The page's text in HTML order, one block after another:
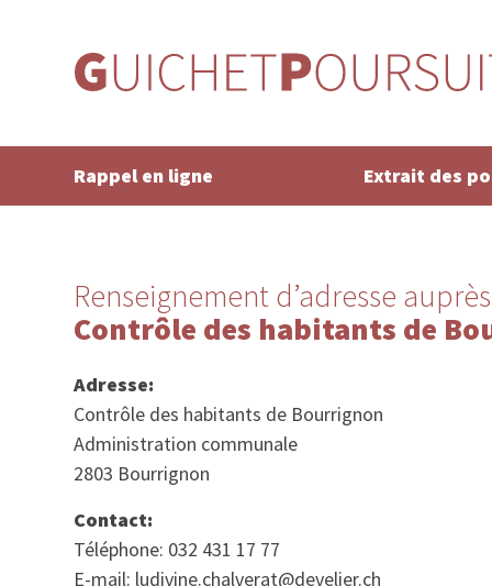
Rappel en ligne Extrait des
Renseignement d’adresse
Contrôle des habitants de
Adresse:
Contrôle des habitants de Bourrignon
Administration communale
2803 Bourrignon
Contact:
Téléphone: 032 431 17 77
E-mail: ludivine.chalverat@develier.ch